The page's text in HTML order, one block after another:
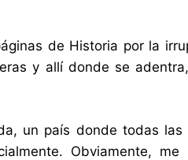
de Historia por la
y allí donde se
un país donde todas las
Obviamente,